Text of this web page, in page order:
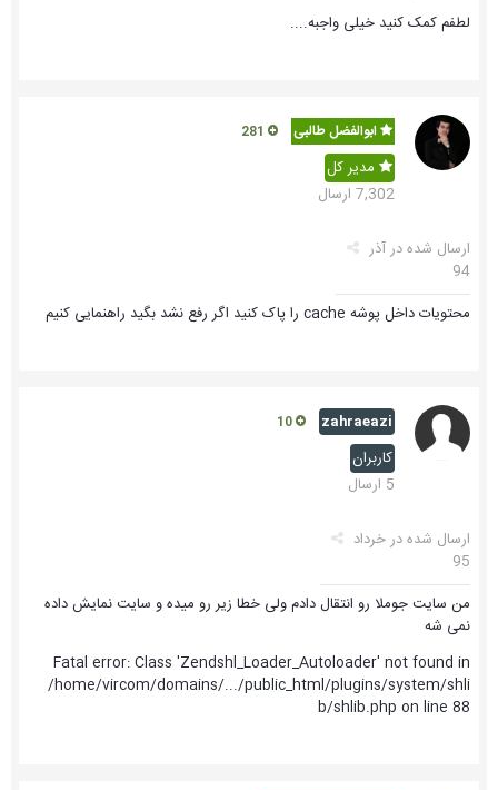
لطفم کمک کنید خیلی واجبه....
ابوالفضل طالبی
مدیر کل
7,302 ارسال
ارسال شده درآذر
94
محتویات داخل پوشه cache را پاک کنید اگر رفع نشد بگید راهنمایی کنیم
zahraeazi
کاربران
5 ارسال
ارسال شده درخرداد
95
من سایت جوملا رو انتقال دادم ولی خطا زیر رو میده و سایت نمایش داده
نمی شه
Fatal error: Class 'Zendshl_Loader_Autoloader' not found in
/home/vircom/domains/.../public_html/plugins/system/shli
b/shlib.php on line 88